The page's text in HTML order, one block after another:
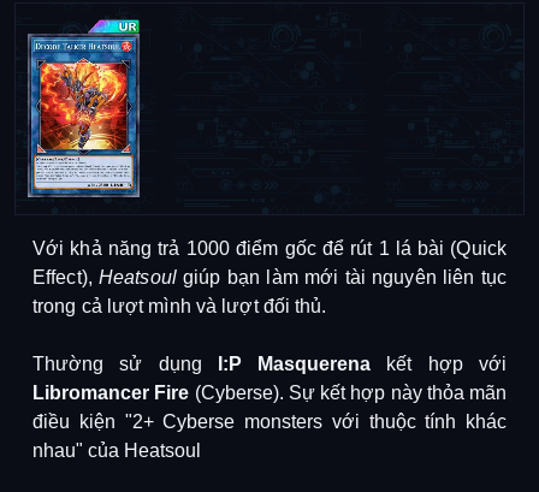
Với khả năng trả 1000 điểm gốc để rút 1 lá bài (Quick
Effect),Heatsoulgiúp bạn làm mới tài nguyên liên tục
trong cả lượt mình và lượt đối thủ.
Thường sử dụng I:P Masquerena kết hợp với
Libromancer Fire (Cyberse). Sự kết hợp này thỏa mãn
điều kiện "2+ Cyberse monsters với thuộc tính khác
nhau" của Heatsoul